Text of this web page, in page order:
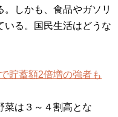
しかも、食品やガソリ
いる。国民生活はどうな
貯蓄額2倍増の強者も
は３～４割高とな